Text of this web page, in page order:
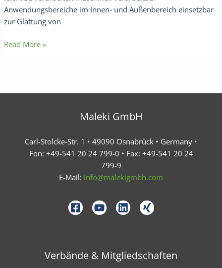
Anwendungsbereiche im Innen- und Außenbereich einsetzbar
zur Glättung von
Read More »
Maleki GmbH
Carl-Stolcke-Str. 1 • 49090 Osnabrück • Germany •
Fon: +49-541 20 24 799-0 • Fax: +49-541 20 24
799-9
E-Mail: info@malekigmbh.com
Verbände & Mitgliedschaften